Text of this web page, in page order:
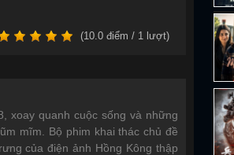
(10.0điểm / 1lượt)
xoay quanh cuộc sống và những
mĩm. Bộ phim khai thác chủ đề
của điện ảnh Hồng Kông thập